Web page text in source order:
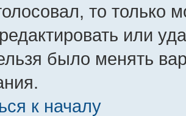
то только
или
было менять
к началу